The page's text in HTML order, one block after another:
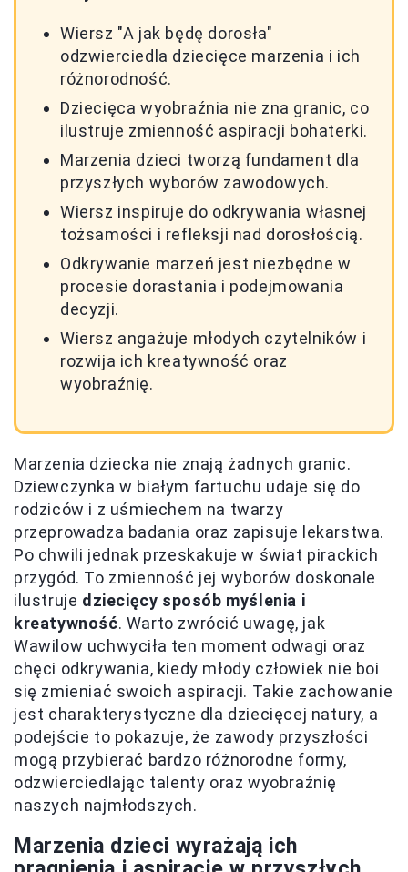
Wiersz "A jak będę dorosła"
odzwierciedla dziecięce marzenia i ich
różnorodność.
Dziecięca wyobraźnia nie zna granic, co
ilustruje zmienność aspiracji bohaterki.
Marzenia dzieci tworzą fundament dla
przyszłych wyborów zawodowych.
Wiersz inspiruje do odkrywania własnej
tożsamości i refleksji nad dorosłością.
Odkrywanie marzeń jest niezbędne w
procesie dorastania i podejmowania
decyzji.
Wiersz angażuje młodych czytelników i
rozwija ich kreatywność oraz
wyobraźnię.
Marzenia dziecka nie znają żadnych granic.
Dziewczynka w białym fartuchu udaje się do
rodziców i z uśmiechem na twarzy
przeprowadza badania oraz zapisuje lekarstwa.
Po chwili jednak przeskakuje w świat pirackich
przygód. To zmienność jej wyborów doskonale
ilustruje dziecięcy sposób myślenia i
kreatywność. Warto zwrócić uwagę, jak
Wawilow uchwyciła ten moment odwagi oraz
chęci odkrywania, kiedy młody człowiek nie boi
się zmieniać swoich aspiracji. Takie zachowanie
jest charakterystyczne dla dziecięcej natury, a
podejście to pokazuje, że zawody przyszłości
mogą przybierać bardzo różnorodne formy,
odzwierciedlając talenty oraz wyobraźnię
naszych najmłodszych.
Marzenia dzieci wyrażają ich